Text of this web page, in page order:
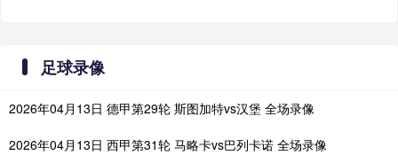
足球录像
2026年04月13日 德甲第29轮 斯图加特vs汉堡 全场录像
2026年04月13日 西甲第31轮 马略卡vs巴列卡诺 全场录像